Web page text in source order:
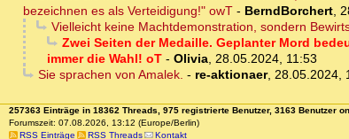
bezeichnen es als Verteidigung!" owT - BerndBorchert,
Vielleicht keine Machtdemonstration, sondern
Zwei Seiten der Medaille. Geplanter Mord
immer die Wahl! oT - Olivia, 28.05.2024, 11:53
Sie sprachen von Amalek. - re-aktionaer, 28.05.2024,
257363 Einträge in 18362 Threads, 975 registrierte Benutzer, 3163 Benutzer
Forumszeit: 07.08.2026, 13:12 (Europe/Berlin)
RSS Einträge
RSS Threads Kontakt